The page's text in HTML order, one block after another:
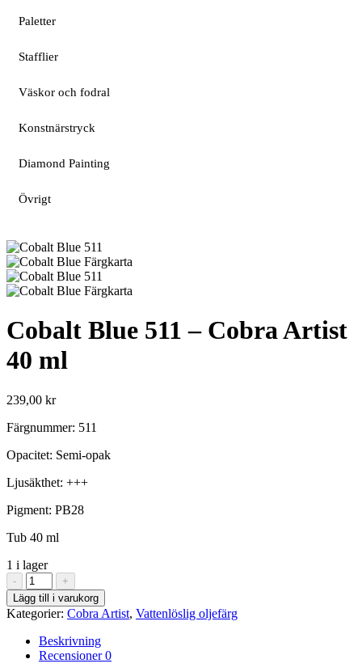
Paletter
Stafflier
Väskor och fodral
Konstnärstryck
Diamond Painting
Övrigt
Cobalt Blue 511 – Cobra Artist
40 ml
239,00 kr
Färgnummer: 511
Opacitet: Semi-opak
Ljusäkthet: +++
Pigment: PB28
Tub 40 ml
1 i lager
-
Cobalt
Blue
511
-
Cobra
Artist
+
Lägg till i varukorg
Kategorier: Cobra Artist, Vattenlöslig oljefärg
Beskrivning
Recensioner0